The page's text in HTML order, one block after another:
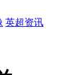
英超资讯